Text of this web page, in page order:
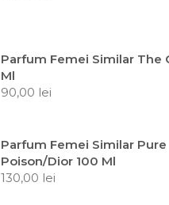
Parfum Femei Similar The
Ml
90,00 lei
Parfum Femei Similar Pure
Poison/Dior 100 Ml
130,00 lei